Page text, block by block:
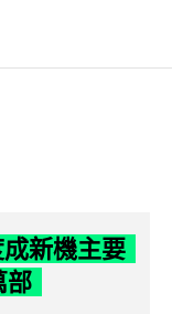
新機主要
部